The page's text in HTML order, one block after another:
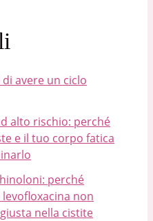
avere un ciclo
alto rischio: perché
e il tuo corpo fatica
perché
non
nella cistite